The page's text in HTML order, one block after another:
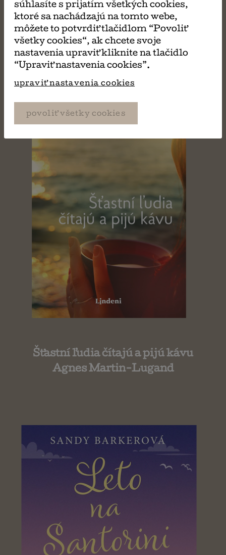
PÁČIŤ
Šťastní ľudia čítajú a pijú kávu
Agnes Martin-Lugand
súhlasíte s prijatím všetkých cookies,
ktoré sa nachádzajú na tomto webe,
môžete to potvrdiť tlačidlom “Povoliť
všetky cookies“, ak chcete svoje
nastavenia upraviť kliknite na tlačidlo
“Upraviť nastavenia cookies”.
upraviť nastavenia cookies
povoliť všetky cookies